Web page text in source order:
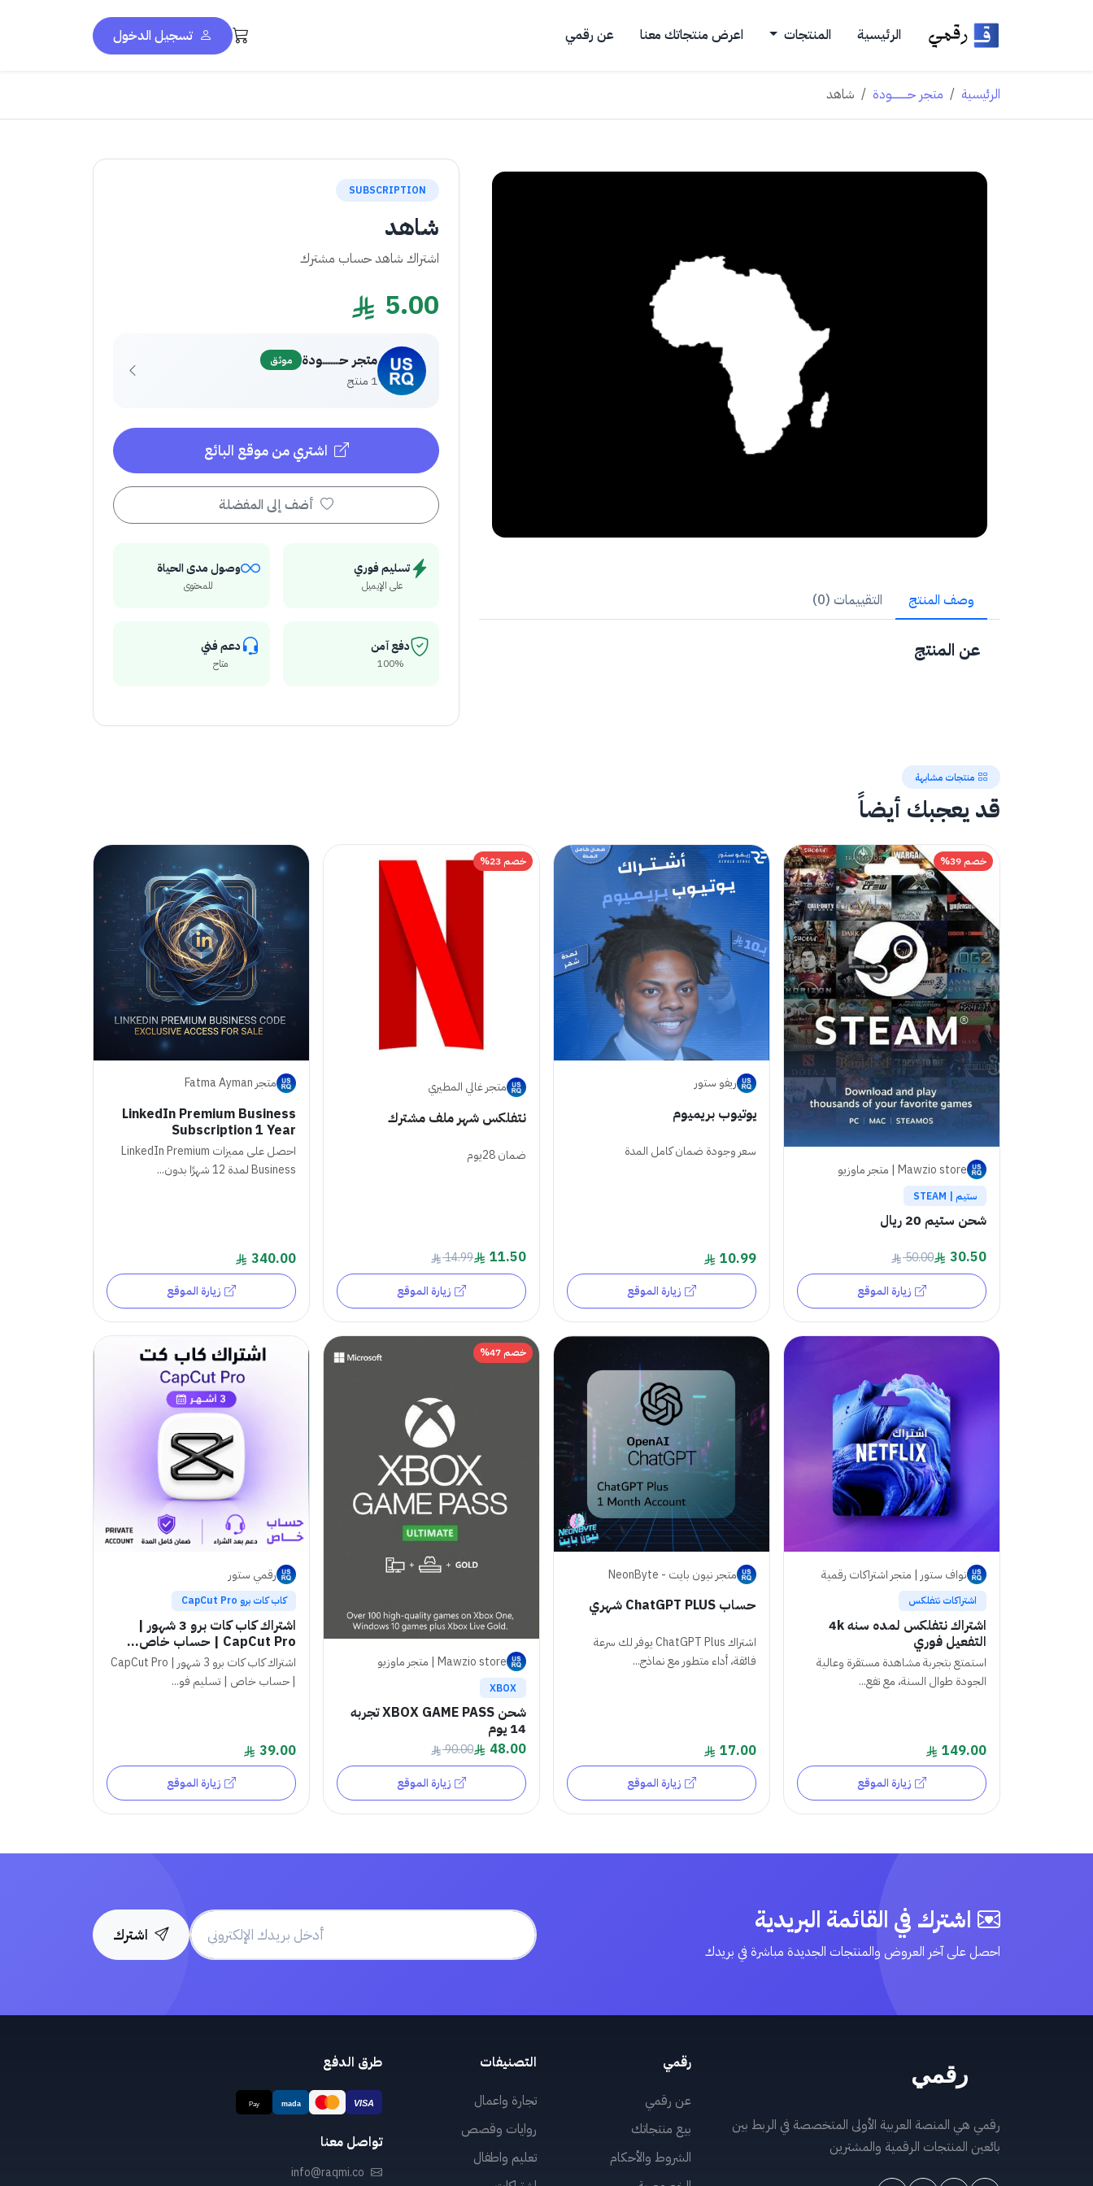
الرئيسية المنتجات اعرض منتجاتك معنا عن رقمي تسجيل الدخول
الرئيسية متجر حــــــــــودة شاهد
وصف المنتج التقييمات (0)
عن المنتج
SUBSCRIPTION
شاهد
اشتراك شاهد حساب مشترك
5.00
متجر حــــــــــودة موثق
1 منتج
اشتري من موقع البائع
أضف إلى المفضلة
تسليم فوري
على الإيميل
وصول مدى الحياة
للمحتوى
دفع آمن
100%
دعم فني
متاح
منتجات مشابهة
قد يعجبك أيضاً
خصم 39%
Mawzio store | متجر ماوزيو
ستيم | STEAM
شحن ستيم 20 ريال
30.50
50.00
زيارة الموقع
ريفو ستور
يوتيوب بريميوم
سعر وجودة ضمان كامل المدة
10.99
زيارة الموقع
خصم 23%
متجر غالي المطيري
نتفلكس شهر ملف مشترك
ضمان 28يوم
11.50
14.99
زيارة الموقع
متجر Fatma Ayman
LinkedIn Premium Business
Subscription 1 Year
احصل على مميزات LinkedIn Premium
Business لمدة 12 شهرًا بدون...
340.00
زيارة الموقع
نواف ستور | متجر اشتراكات رقمية
اشتراكات نتفلكس
اشتراك نتفلكس لمده سنه 4k
التفعيل فوري
استمتع بتجربة مشاهدة مستقرة وعالية
الجودة طوال السنة، مع تفع...
149.00
زيارة الموقع
متجر نيون بايت - NeonByte
حساب ChatGPT PLUS شهري
اشتراك ChatGPT Plus يوفر لك سرعة
فائقة، أداء متطور مع نماذج...
17.00
زيارة الموقع
خصم 47%
Mawzio store | متجر ماوزيو
XBOX
شحن XBOX GAME PASS تجربه
14 يوم
48.00
90.00
زيارة الموقع
رقمي ستور
كاب كات برو CapCut Pro
اشتراك كاب كات برو 3 شهور |
CapCut Pro | حساب خاص...
اشتراك كاب كات برو 3 شهور | CapCut Pro
| حساب خاص | تسليم فو...
39.00
زيارة الموقع
اشترك في القائمة البريدية
احصل على آخر العروض والمنتجات الجديدة مباشرة في بريدك
اشترك
رقمي هي المنصة العربية الأولى المتخصصة في الربط بين
بائعين المنتجات الرقمية والمشترين
رقمي
عن رقمي
بيع منتجاتك
الشروط والأحكام
التصنيفات
تجارة واعمال
روايات وقصص
تعليم واطفال
طرق الدفع
تواصل معنا
info@raqmi.co